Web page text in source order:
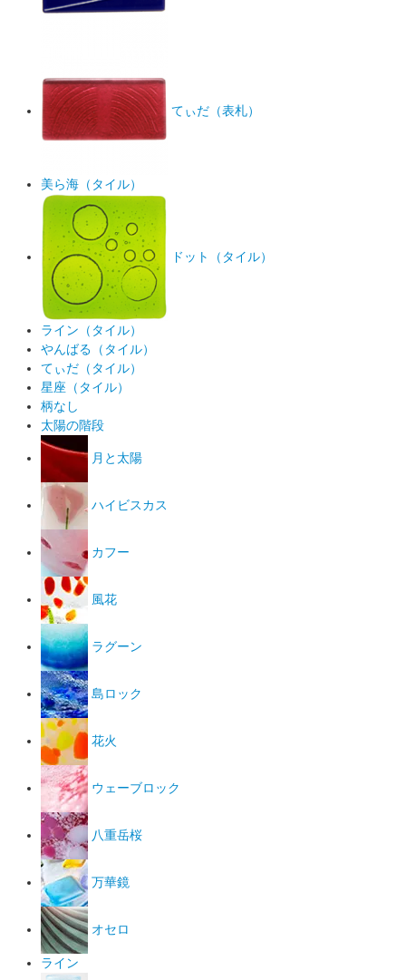
てぃだ（表札）
美ら海（タイル）
ドット（タイル）
ライン（タイル）
やんばる（タイル）
てぃだ（タイル）
星座（タイル）
柄なし
太陽の階段
月と太陽
ハイビスカス
カフー
風花
ラグーン
島ロック
花火
ウェーブロック
八重岳桜
万華鏡
オセロ
ライン